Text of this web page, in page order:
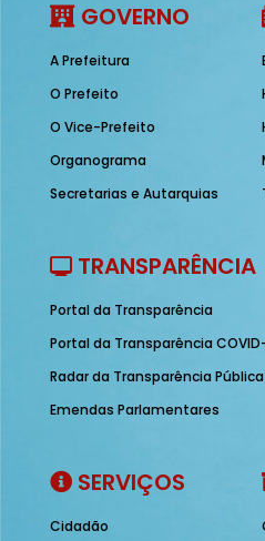
GOVERNO
A Prefeitura
O Prefeito
O Vice-Prefeito
Organograma
Secretarias e Autarquias
TRANSPARÊNCIA
Portal da Transparência
Portal da Transparência
Radar da Transparência Pública
Emendas Parlamentares
SERVIÇOS
Cidadão